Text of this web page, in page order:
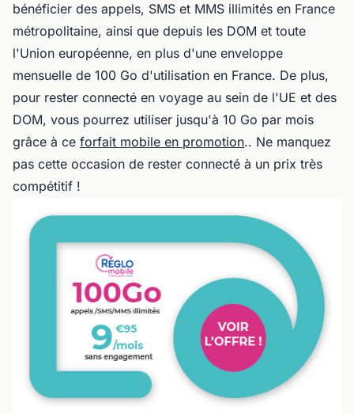
bénéficier des appels, SMS et MMS illimités en France
métropolitaine, ainsi que depuis les DOM et toute
l'Union européenne, en plus d'une enveloppe
mensuelle de 100 Go d'utilisation en France. De plus,
pour rester connecté en voyage au sein de l'UE et des
DOM, vous pourrez utiliser jusqu'à 10 Go par mois
grâce à ce forfait mobile en promotion.. Ne manquez
pas cette occasion de rester connecté à un prix très
compétitif !